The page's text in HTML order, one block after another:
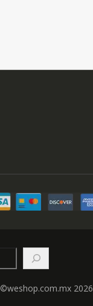
©weshop.com.mx 2026